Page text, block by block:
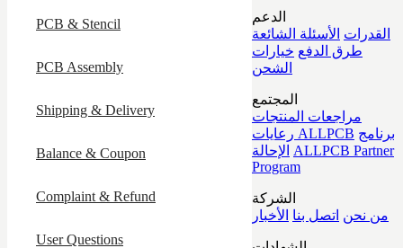
PCB & Stencil
PCB Assembly
Shipping & Delivery
Balance & Coupon
Complaint & Refund
User Questions
الدعم
القدرات الأسئلة الشائعة
طرق الدفع خيارات
الشحن
المجتمع
مراجعات المنتجات
رعايات ALLPCB برنامج
الإحالة ALLPCB Partner
Program
الشركة
من نحن اتصل بنا الأخبار